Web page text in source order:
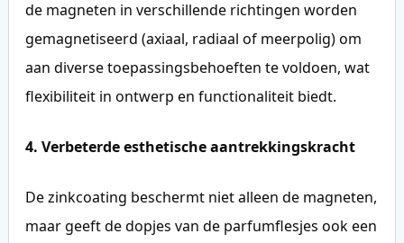
de magneten in verschillende richtingen worden
gemagnetiseerd (axiaal, radiaal of meerpolig) om
aan diverse toepassingsbehoeften te voldoen, wat
flexibiliteit in ontwerp en functionaliteit biedt.
4. Verbeterde esthetische aantrekkingskracht
De zinkcoating beschermt niet alleen de magneten,
maar geeft de dopjes van de parfumflesjes ook een